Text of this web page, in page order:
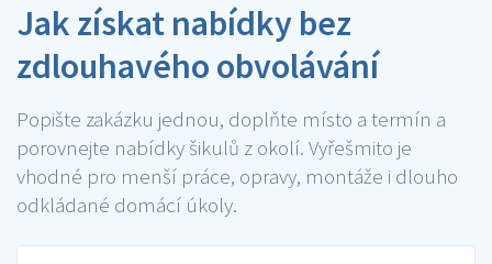
Jak získat nabídky bez
zdlouhavého obvolávání
Popište zakázku jednou, doplňte místo a termín a
porovnejte nabídky šikulů z okolí. Vyřešmito je
vhodné pro menší práce, opravy, montáže i dlouho
odkládané domácí úkoly.